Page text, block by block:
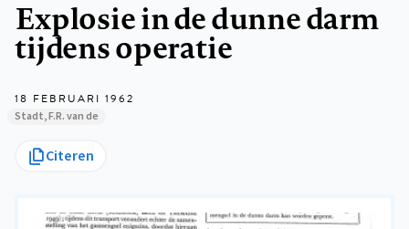
Explosie in de dunne darm
tijdens operatie
18 FEBRUARI 1962
Stadt, F.R. van de
Citeren